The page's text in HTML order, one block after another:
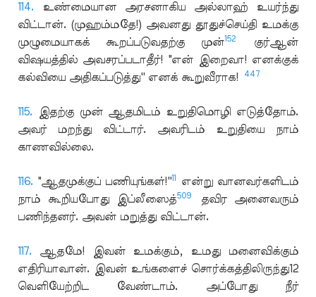
114.
உண்மையான அரசனாகிய அல்லாஹ் உயர்ந்து
விட்டான். (முஹம்மதே!) அவனது தூதுச்செய்தி உமக்கு
முழுமையாகக் கூறப்படுவதற்கு முன்152
குர்ஆன்
விஷயத்தில் அவசரப்படாதீர்! "என் இறைவா! எனக்குக்
கல்வியை அதிகப்படுத்து'' எனக் கூறுவீராக!
447
115.
இதற்கு முன் ஆதமிடம் உறுதிமொழி எடுத்தோம்.
அவர் மறந்து விட்டார். அவரிடம் உறுதியை நாம்
காணவில்லை.
116. "ஆதமுக்குப் பணியுங்கள்!''11என்று வானவர்களிடம்
நாம் கூறியபோது இப்லீஸைத்509
தவிர அனைவரும்
பணிந்தனர். அவன் மறுத்து விட்டான்.
117. ஆதமே! இவன் உமக்கும், உமது மனைவிக்கும்
எதிரியாவான். இவன் உங்களைச் சொர்க்கத்திலிருந்து12
வெளியேற்றிட வேண்டாம். அப்போது நீர்